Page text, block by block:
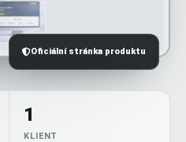
Oficiální stránka produktu
1
KLIENT